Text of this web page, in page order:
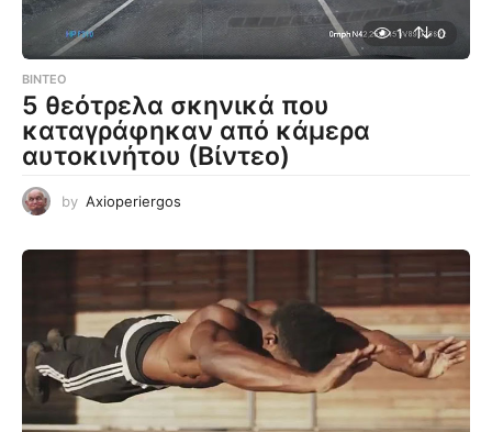
1 0
ΒΊΝΤΕΟ
5 θεότρελα σκηνικά που
καταγράφηκαν από κάμερα
αυτοκινήτου (Βίντεο)
by Axioperiergos